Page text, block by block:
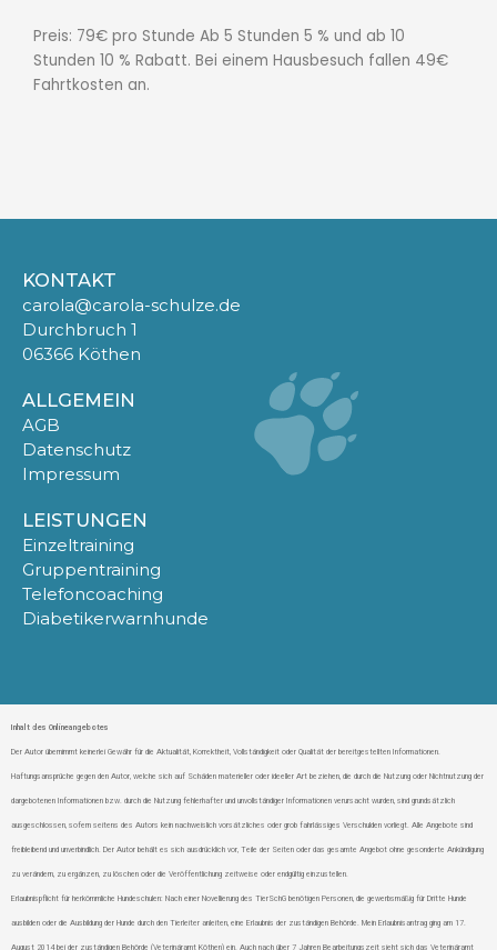
Preis: 79€ pro Stunde Ab 5 Stunden 5 % und ab 10
Stunden 10 % Rabatt. Bei einem Hausbesuch fallen 49€
Fahrtkosten an.
KONTAKT
carola@carola-schulze.de
Durchbruch 1
06366 Köthen
ALLGEMEIN
AGB
Datenschutz
Impressum
LEISTUNGEN
Einzeltraining
Gruppentraining
Telefoncoaching
Diabetikerwarnhunde
Inhalt des Onlineangebotes
Der Autor übernimmt keinerlei Gewähr für die Aktualität, Korrektheit, Vollständigkeit oder Qualität der bereitgestellten Informationen.
Haftungsansprüche gegen den Autor, welche sich auf Schäden materieller oder ideeller Art beziehen, die durch die Nutzung oder Nichtnutzung der
dargebotenen Informationen bzw. durch die Nutzung fehlerhafter und unvollständiger Informationen verursacht wurden, sind grundsätzlich
ausgeschlossen, sofern seitens des Autors kein nachweislich vorsätzliches oder grob fahrlässiges Verschulden vorliegt. Alle Angebote sind
freibleibend und unverbindlich. Der Autor behält es sich ausdrücklich vor, Teile der Seiten oder das gesamte Angebot ohne gesonderte Ankündigung
zu verändern, zu ergänzen, zu löschen oder die Veröffentlichung zeitweise oder endgültig einzustellen.
Erlaubnispflicht für herkömmliche Hundeschulen: Nach einer Novellierung des TierSchG benötigen Personen, die gewerbsmäßig für Dritte Hunde
ausbilden oder die Ausbildung der Hunde durch den Tierleiter anleiten, eine Erlaubnis der zuständigen Behörde. Mein Erlaubnisantrag ging am 17.
August 2014 bei der zuständigen Behörde (Veterinäramt Köthen) ein. Auch nach über 7 Jahren Bearbeitungszeit sieht sich das Veterinäramt